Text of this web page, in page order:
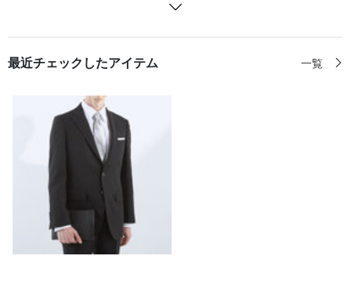
最近チェックしたアイテム 一覧